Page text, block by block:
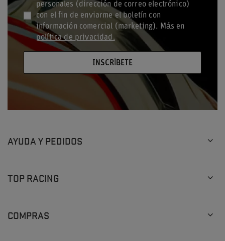
personales (dirección de correo electrónico)
con el fin de enviarme el boletín con
información comercial (marketing). Más en
política de privacidad.
INSCRÍBETE
AYUDA Y PEDIDOS
TOP RACING
COMPRAS